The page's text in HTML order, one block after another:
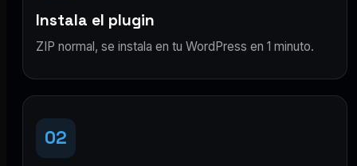
Instala el plugin
ZIP normal, se instala en tu WordPress en 1 minuto.
02